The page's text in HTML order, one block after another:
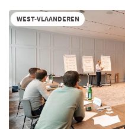
opfrissing
basisregels
nieuwigheden)
WEST-VLAANDEREN